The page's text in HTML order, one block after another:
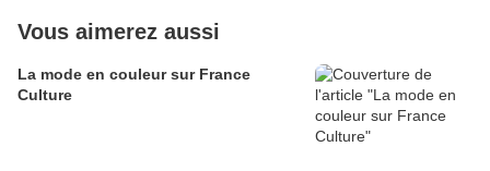
Vous aimerez aussi
La mode en couleur sur France
Culture